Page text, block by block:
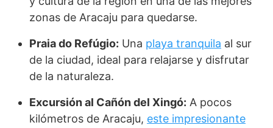
zonas de Aracaju para quedarse.
Praia do Refúgio: Una playa tranquila al sur
de la ciudad, ideal para relajarse y disfrutar
de la naturaleza.
Excursión al Cañón del Xingó: A pocos
kilómetros de Aracaju, este impresionante